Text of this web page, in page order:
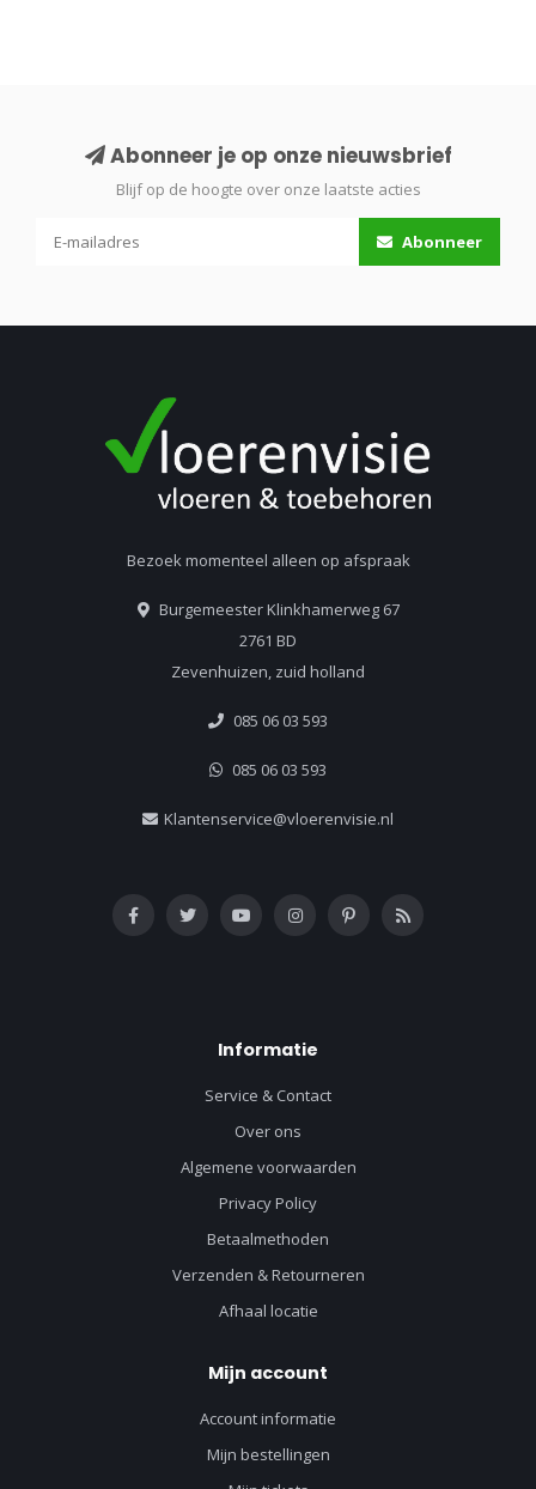
Abonneer je op onze nieuwsbrief
Blijf op de hoogte over onze laatste acties
Abonneer
Bezoek momenteel alleen op afspraak
Burgemeester Klinkhamerweg 67
2761 BD
Zevenhuizen, zuid holland
085 06 03 593
085 06 03 593
Klantenservice@vloerenvisie.nl
Informatie
Service & Contact
Over ons
Algemene voorwaarden
Privacy Policy
Betaalmethoden
Verzenden & Retourneren
Afhaal locatie
Mijn account
Account informatie
Mijn bestellingen